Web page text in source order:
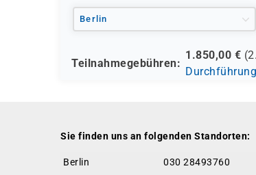
Berlin
Teilnahmegebühren:
1.850,00 € (
Sie finden uns an folgenden Standorten:
Berlin
030 28493760